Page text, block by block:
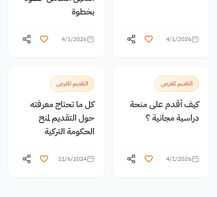
4/1/2026
بخطوة
4/1/2026
التقديم للفرص
كيف أقدم على منحة
دراسية مجانية ؟
4/1/2026
التقديم للفرص
كل ما تحتاج معرفته
حول التقديم لمنح
الحكومة التركية
11/6/2024